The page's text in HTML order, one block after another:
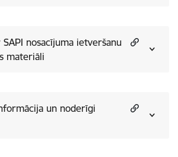
SAPI nosacījuma ietveršanu
materiāli
un noderīgi